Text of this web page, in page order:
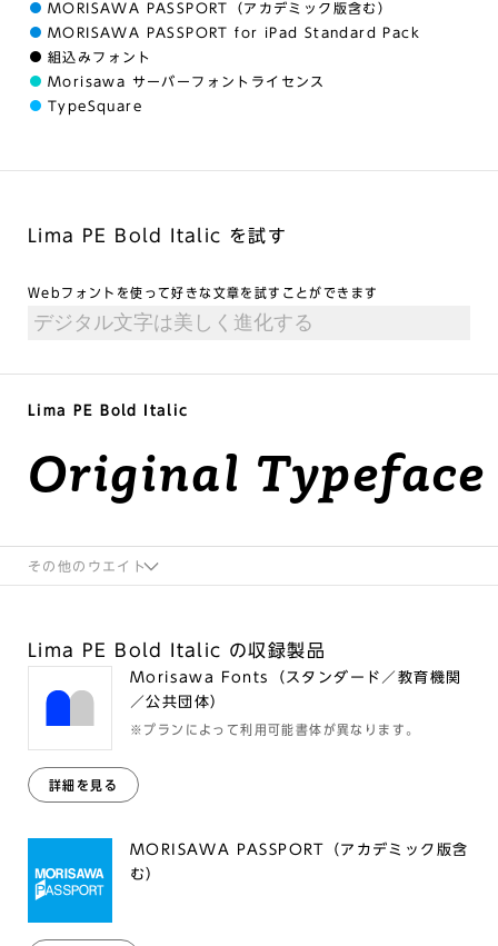
MORISAWA PASSPORT（アカデミック版含む）
MORISAWA PASSPORT for iPad Standard Pack
組込みフォント
Morisawa サーバーフォントライセンス
TypeSquare
Lima PE Bold Italic を試す
Webフォントを使って好きな文章を試すことができます
Lima PE Bold Italic
Original Typeface
その他のウエイト
Lima PE Bold Italic の収録製品
Morisawa Fonts（スタンダード／教育機関
／公共団体）
※プランによって利用可能書体が異なります。
詳細を見る
MORISAWA PASSPORT（アカデミック版含
む）